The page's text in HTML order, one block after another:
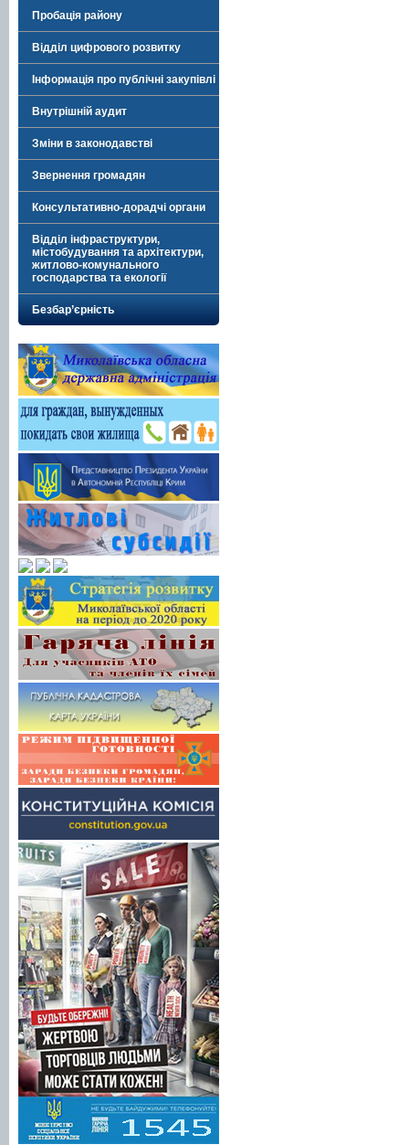
Пробація району
Відділ цифрового розвитку
Інформація про публічні закупівлі
Внутрішній аудит
Зміни в законодавстві
Звернення громадян
Консультативно-дорадчі органи
Відділ інфраструктури,
містобудування та архітектури,
житлово-комунального
господарства та екології
Безбар’єрність